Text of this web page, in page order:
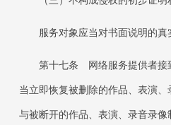
服务对象应当对书面说明的真
第十七条 网络服务提供者接
当立即恢复被删除的作品、表演
与被断开的作品、表演、录音录